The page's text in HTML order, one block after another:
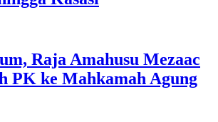
Raja Amahusu Mezaac
PK ke Mahkamah Agung